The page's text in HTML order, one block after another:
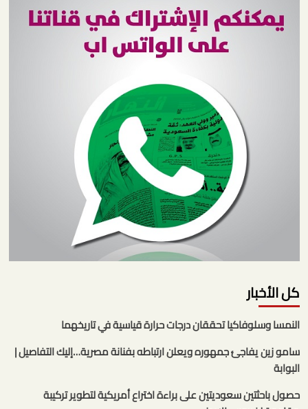
كل الأخبار
النمسا وسلوفاكيا تحققان درجات حرارة قياسية في تاريخهما
سامو زين يفاجئ جمهوره ويعلن ارتباطه بفنانة مصرية…إليك التفاصيل |
البوابة
حصول باحثتين سعوديتين على براءة اختراع أمريكية لتطوير تركيبة